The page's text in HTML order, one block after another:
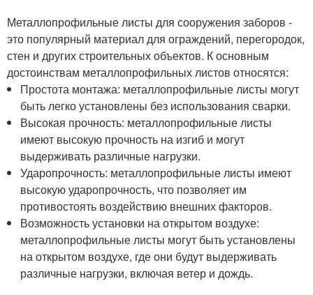
Металлопрофильные листы для сооружения заборов -
это популярный материал для ограждений, перегородок,
стен и других строительных объектов. К основным
достоинствам металлопрофильных листов относятся:
Простота монтажа: металлопрофильные листы могут
быть легко установлены без использования сварки.
Высокая прочность: металлопрофильные листы
имеют высокую прочность на изгиб и могут
выдерживать различные нагрузки.
Ударопрочность: металлопрофильные листы имеют
высокую ударопрочность, что позволяет им
противостоять воздействию внешних факторов.
Возможность установки на открытом воздухе:
металлопрофильные листы могут быть установлены
на открытом воздухе, где они будут выдерживать
различные нагрузки, включая ветер и дождь.